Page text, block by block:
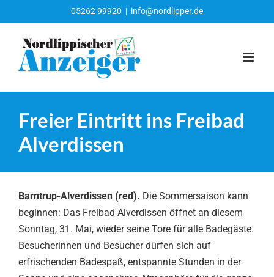
Inhalt
springen
05262 99920 | info@nordlipper.de
Freier Eintritt ins Freibad
Alverdissen
Barntrup-Alverdissen (red). Die Sommersaison kann
beginnen: Das Freibad Alverdissen öffnet an diesem
Sonntag, 31. Mai, wieder seine Tore für alle Badegäste.
Besucherinnen und Besucher dürfen sich auf
erfrischenden Badespaß, entspannte Stunden in der